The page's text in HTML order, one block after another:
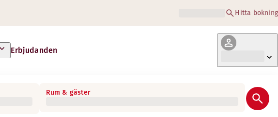
Hitta bokning
Erbjudanden
Rum & gäster